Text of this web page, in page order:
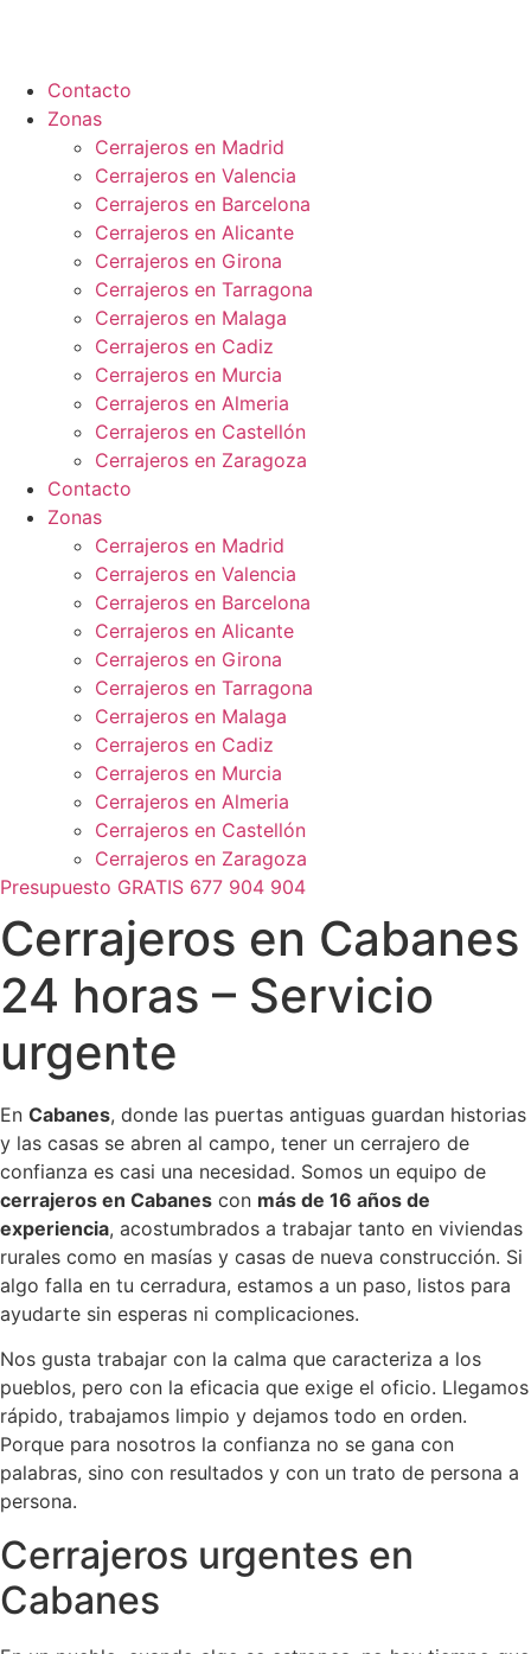
Contacto
Zonas
Cerrajeros en Madrid
Cerrajeros en Valencia
Cerrajeros en Barcelona
Cerrajeros en Alicante
Cerrajeros en Girona
Cerrajeros en Tarragona
Cerrajeros en Malaga
Cerrajeros en Cadiz
Cerrajeros en Murcia
Cerrajeros en Almeria
Cerrajeros en Castellón
Cerrajeros en Zaragoza
Contacto
Zonas
Cerrajeros en Madrid
Cerrajeros en Valencia
Cerrajeros en Barcelona
Cerrajeros en Alicante
Cerrajeros en Girona
Cerrajeros en Tarragona
Cerrajeros en Malaga
Cerrajeros en Cadiz
Cerrajeros en Murcia
Cerrajeros en Almeria
Cerrajeros en Castellón
Cerrajeros en Zaragoza
Presupuesto GRATIS 677 904 904
Cerrajeros en Cabanes
24 horas – Servicio
urgente
En Cabanes, donde las puertas antiguas guardan historias
y las casas se abren al campo, tener un cerrajero de
confianza es casi una necesidad. Somos un equipo de
cerrajeros en Cabanes con más de 16 años de
experiencia, acostumbrados a trabajar tanto en viviendas
rurales como en masías y casas de nueva construcción. Si
algo falla en tu cerradura, estamos a un paso, listos para
ayudarte sin esperas ni complicaciones.
Nos gusta trabajar con la calma que caracteriza a los
pueblos, pero con la eficacia que exige el oficio. Llegamos
rápido, trabajamos limpio y dejamos todo en orden.
Porque para nosotros la confianza no se gana con
palabras, sino con resultados y con un trato de persona a
persona.
Cerrajeros urgentes en
Cabanes